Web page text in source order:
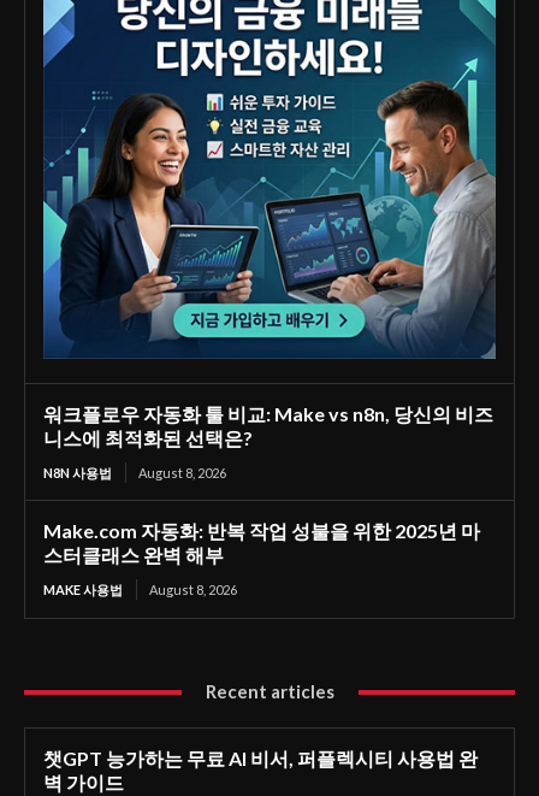
워크플로우 자동화 툴 비교: Make vs n8n, 당신의 비즈
니스에 최적화된 선택은?
N8N 사용법 August 8, 2026
Make.com 자동화: 반복 작업 성불을 위한 2025년 마
스터클래스 완벽 해부
MAKE 사용법 August 8, 2026
Recent articles
챗GPT 능가하는 무료 AI 비서, 퍼플렉시티 사용법 완
벽 가이드